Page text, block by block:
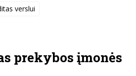
prekybos įmonės
verslui